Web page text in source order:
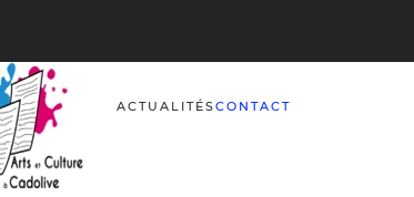
ACTUALITÉSCONTACT